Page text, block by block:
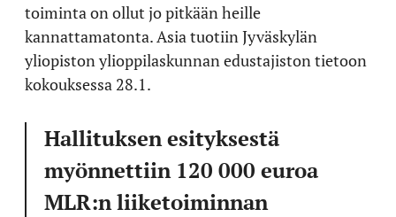
toiminta on ollut jo pitkään heille
kannattamatonta. Asia tuotiin Jyväskylän
yliopiston ylioppilaskunnan edustajiston tietoon
kokouksessa 28.1.
Hallituksen esityksestä
myönnettiin 120 000 euroa
MLR:n liiketoiminnan